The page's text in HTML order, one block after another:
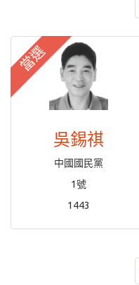
當選
吳錫祺
中國國民黨
1號
1443